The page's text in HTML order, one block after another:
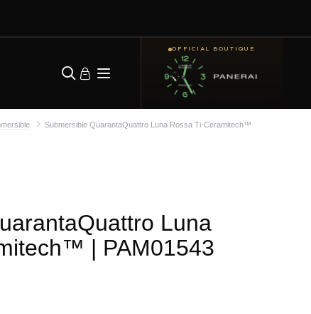
OFFICIAL BOUTIQUE
Submersible QuarantaQuattro Luna Rossa Ti-Ceramitech™
Luna
| PAM01543